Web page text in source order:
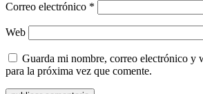
Correo electrónico *
Web
Guarda mi nombre, correo electrónico y
para la próxima vez que comente.